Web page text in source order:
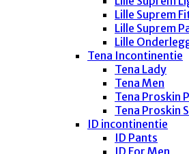
Lille Suprem
Lille Suprem
Lille
Tena Incontinentie
Tena Lady
Tena Men
Tena Proskin
Tena Proskin
ID incontinentie
ID Pants